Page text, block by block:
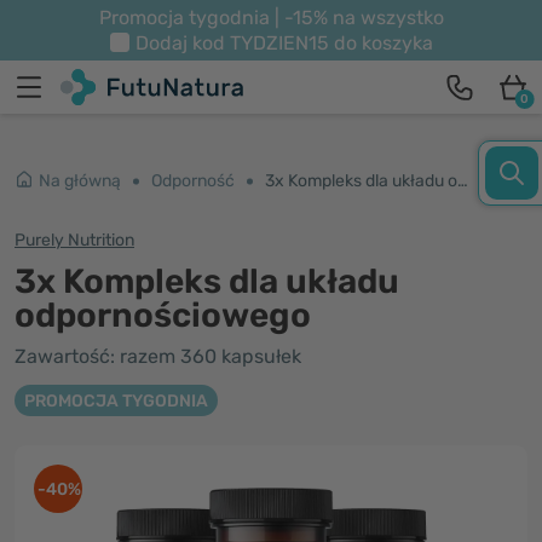
Promocja tygodnia | -15% na wszystko
Dodaj kod TYDZIEN15 do koszyka
0
Na główną Odporność 3x Kompleks dla układu odpornościowego
Purely Nutrition
3x Kompleks dla układu
odpornościowego
Zawartość: razem 360 kapsułek
PROMOCJA TYGODNIA
-40%